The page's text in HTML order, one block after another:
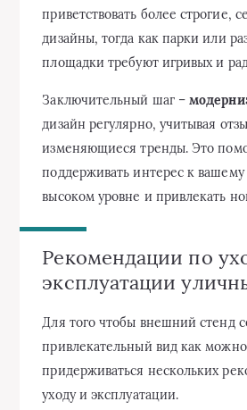
приветствовать более строгие,
дизайны, тогда как парки или
площадки требуют игривых и
Заключительный шаг –
дизайн регулярно, учитывая
изменяющиеся тренды. Это
поддерживать интерес к
высоком уровне и привлекать
Рекомендации по
эксплуатации
Для того чтобы внешний стенд
привлекательный вид как
придерживаться нескольких
уходу и эксплуатации.